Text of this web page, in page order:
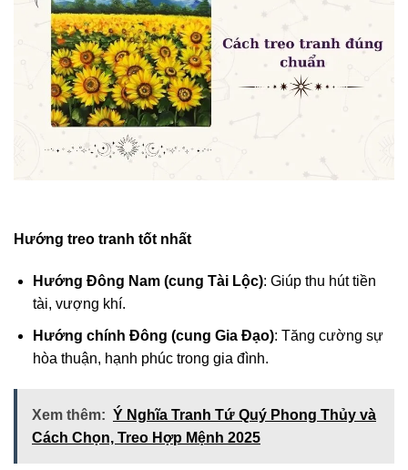
Hướng treo tranh tốt nhất
Hướng Đông Nam (cung Tài Lộc): Giúp thu hút tiền
tài, vượng khí.
Hướng chính Đông (cung Gia Đạo): Tăng cường sự
hòa thuận, hạnh phúc trong gia đình.
Xem thêm: Ý Nghĩa Tranh Tứ Quý Phong Thủy và
Cách Chọn, Treo Hợp Mệnh 2025